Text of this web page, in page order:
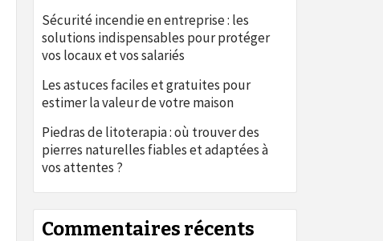
Sécurité incendie en entreprise : les
solutions indispensables pour protéger
vos locaux et vos salariés
Les astuces faciles et gratuites pour
estimer la valeur de votre maison
Piedras de litoterapia : où trouver des
pierres naturelles fiables et adaptées à
vos attentes ?
Commentaires récents